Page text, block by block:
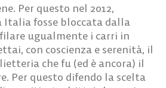
Per questo nel 2012,
Italia fosse bloccata dalla
ugualmente i carri in
con coscienza e serenità, il
che fu (ed è ancora) il
Per questo difendo la scelta